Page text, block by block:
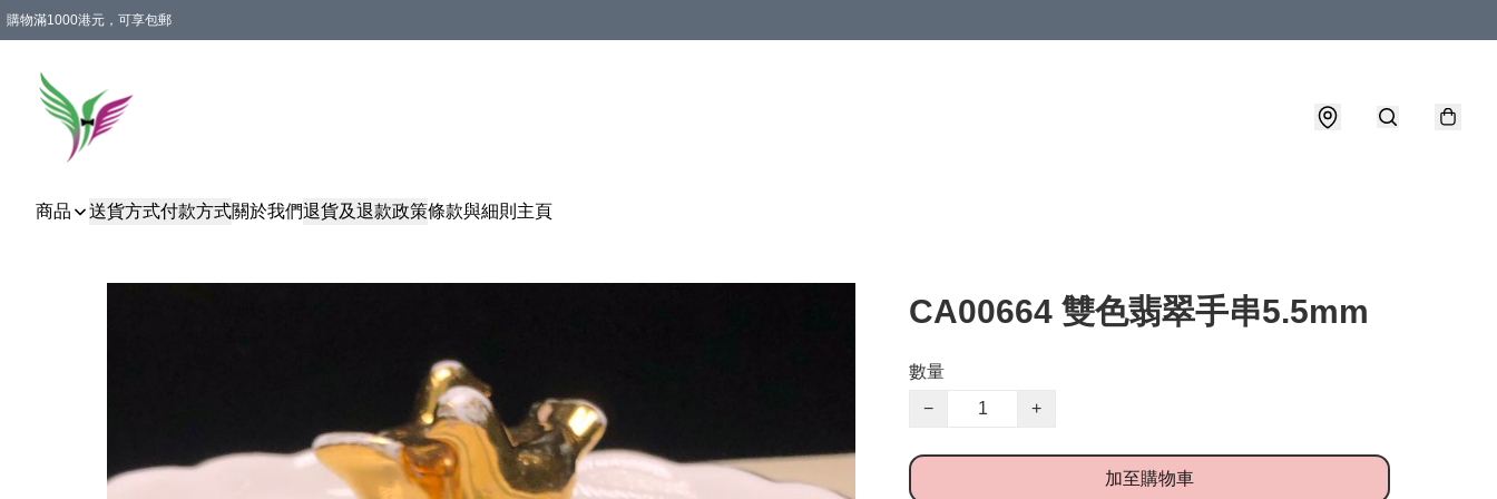
購物滿1000港元，可享包郵
商品 送貨方式付款方式關於我們退貨及退款政策條款與細則 主頁
CA00664 雙色翡翠手串5.5mm
數量
−
+
加至購物車